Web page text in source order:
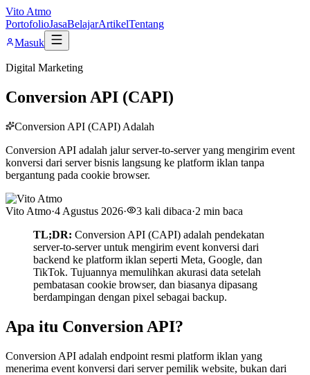
Vito Atmo
PortofolioJasaBelajarArtikelTentang
Masuk
Digital Marketing
Conversion API (CAPI)
Conversion API (CAPI) Adalah
Conversion API adalah jalur server-to-server yang mengirim event
konversi dari server bisnis langsung ke platform iklan tanpa
bergantung pada cookie browser.
Vito Atmo·4 Agustus 2026· 3 kali dibaca·2 min baca
TL;DR: Conversion API (CAPI) adalah pendekatan
server-to-server untuk mengirim event konversi dari
backend ke platform iklan seperti Meta, Google, dan
TikTok. Tujuannya memulihkan akurasi data setelah
pembatasan cookie browser, dan biasanya dipasang
berdampingan dengan pixel sebagai backup.
Apa itu Conversion API?
Conversion API adalah endpoint resmi platform iklan yang
menerima event konversi dari server pemilik website, bukan dari